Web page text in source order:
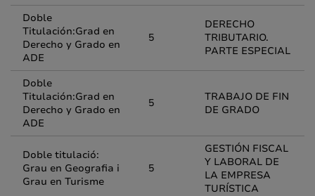
Doble
Titulación:Grad en
Derecho y Grado en
ADE
5
DERECHO
TRIBUTARIO.
PARTE ESPECIAL
Doble
Titulación:Grad en
Derecho y Grado en
ADE
5
TRABAJO DE FIN
DE GRADO
Doble titulació:
Grau en Geografia i
Grau en Turisme
5
GESTIÓN FISCAL
Y LABORAL DE
LA EMPRESA
TURÍSTICA